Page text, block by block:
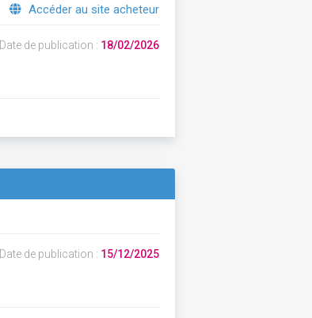
Accéder au site acheteur
Date de publication : 18/02/2026
Date de publication : 15/12/2025